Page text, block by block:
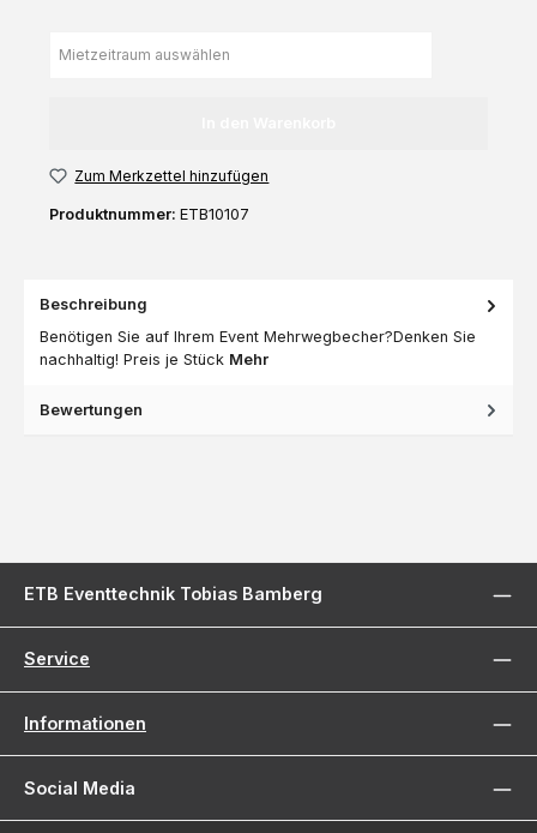
Zum Merkzettel hinzufügen
Produktnummer: ETB10107
Beschreibung
Benötigen Sie auf Ihrem Event Mehrwegbecher?Denken Sie
nachhaltig! Preis je Stück Mehr
Bewertungen
ETB Eventtechnik Tobias Bamberg
Service
Informationen
Social Media